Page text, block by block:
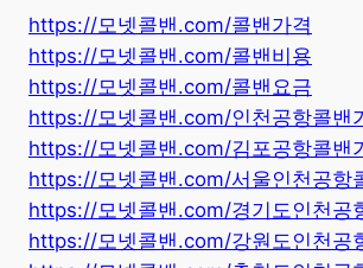
https://모넷콜밴.com/콜밴가격
https://모넷콜밴.com/콜밴비용
https://모넷콜밴.com/콜밴요금
https://모넷콜밴.com/인천공항콜밴
https://모넷콜밴.com/김포공항콜밴
https://모넷콜밴.com/서울인천공항
https://모넷콜밴.com/경기도인천공
https://모넷콜밴.com/강원도인천공